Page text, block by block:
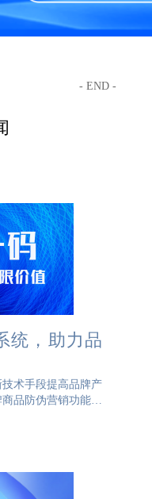
- END -
统，助力品
术手段提高品牌产
品防伪营销功能的
者，实现一对一互